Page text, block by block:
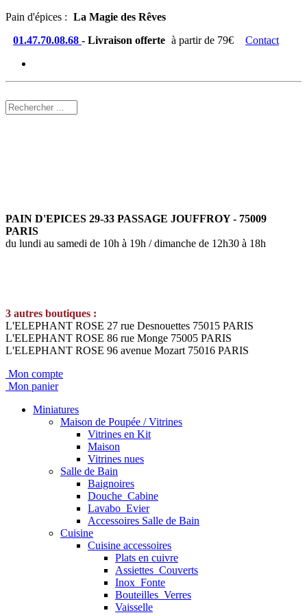
Pain d'épices : La Magie des Rêves
01.47.70.08.68 - Livraison offerte à partir de 79€ Contact
PAIN D'EPICES 29-33 PASSAGE JOUFFROY - 75009
PARIS
du lundi au samedi de 10h à 19h / dimanche de 12h30 à 18h
3 autres boutiques :
L'ELEPHANT ROSE 27 rue Desnouettes 75015 PARIS
L'ELEPHANT ROSE 86 rue Monge 75005 PARIS
L'ELEPHANT ROSE 96 avenue Mozart 75016 PARIS
Mon compte
Mon panier
Miniatures
Maison de Poupée / Vitrines
Vitrines en Kit
Maison
Vitrines nues
Salle de Bain
Baignoires
Douche_Cabine
Lavabo_Evier
Accessoires Salle de Bain
Cuisine
Cuisine accessoires
Plats en cuivre
Assiettes_Couverts
Inox_Fonte
Bouteilles_Verres
Vaisselle